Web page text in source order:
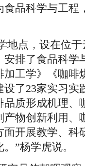
食品科学与工程
地点，设在位
排了食品科学
工学》《咖啡
了23家实习实
质形成机理、
物创新利用、
开展教学、科
”杨学虎说。